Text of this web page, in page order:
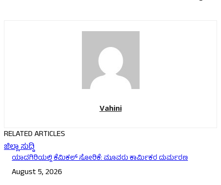
Vahini
RELATED ARTICLES
ಜಿಲ್ಲಾ ಸುದ್ದಿ
ಯಾದಗಿರಿಯಲ್ಲಿ ಕೆಮಿಕಲ್ ಸೋರಿಕೆ: ಮೂವರು ಕಾರ್ಮಿಕರ ದುರ್ಮರಣ
August 5, 2026